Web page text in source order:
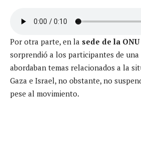
Por otra parte, en la sede de la ONU
sorprendió a los participantes de una
abordaban temas relacionados a la
Gaza e Israel, no obstante, no
pese al movimiento.